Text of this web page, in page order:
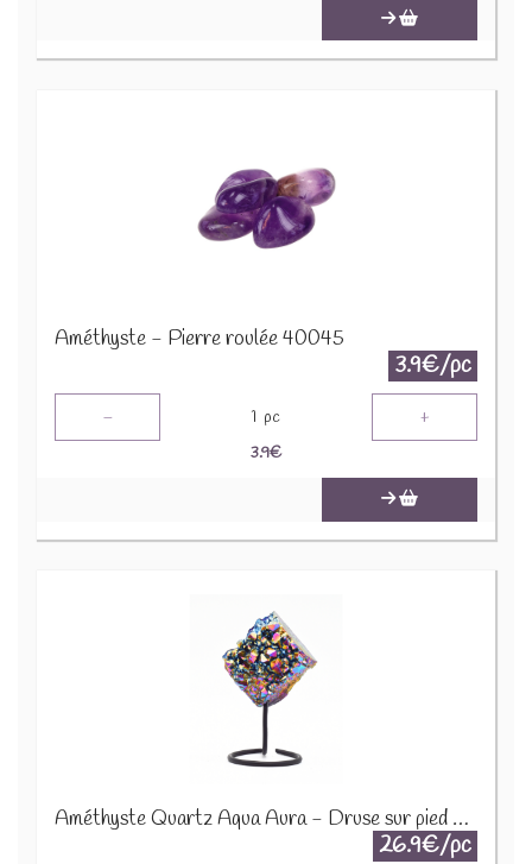
Améthyste - Pierre roulée 40045
3.9€/pc
- 1 pc +
3.9€
Améthyste Quartz Aqua Aura - Druse sur pied en métal DAT3
26.9€/pc